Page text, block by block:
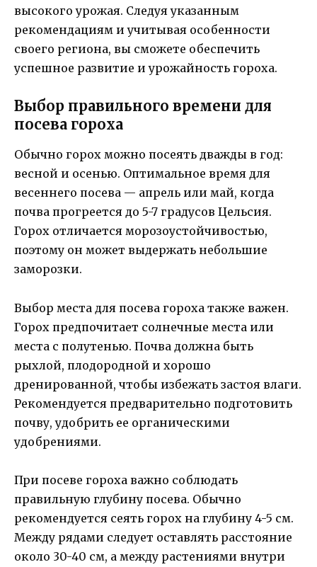
высокого урожая. Следуя указанным
рекомендациям и учитывая особенности
своего региона, вы сможете обеспечить
успешное развитие и урожайность гороха.
Выбор правильного времени для
посева гороха
Обычно горох можно посеять дважды в год:
весной и осенью. Оптимальное время для
весеннего посева — апрель или май, когда
почва прогреется до 5-7 градусов Цельсия.
Горох отличается морозоустойчивостью,
поэтому он может выдержать небольшие
заморозки.
Выбор места для посева гороха также важен.
Горох предпочитает солнечные места или
места с полутенью. Почва должна быть
рыхлой, плодородной и хорошо
дренированной, чтобы избежать застоя влаги.
Рекомендуется предварительно подготовить
почву, удобрить ее органическими
удобрениями.
При посеве гороха важно соблюдать
правильную глубину посева. Обычно
рекомендуется сеять горох на глубину 4-5 см.
Между рядами следует оставлять расстояние
около 30-40 см, а между растениями внутри